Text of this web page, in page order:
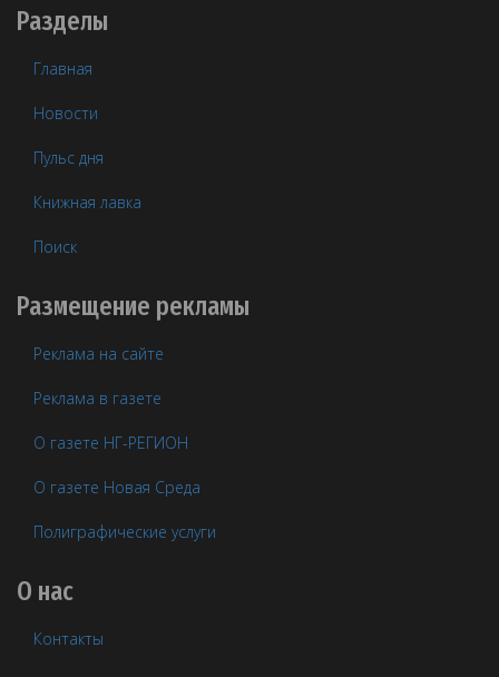
Разделы
Главная
Новости
Пульс дня
Книжная лавка
Поиск
Размещение рекламы
Реклама на сайте
Реклама в газете
О газете НГ-РЕГИОН
О газете Новая Среда
Полиграфические услуги
О нас
Контакты